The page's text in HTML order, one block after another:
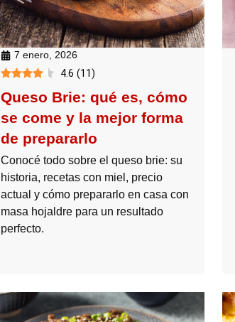
7 enero, 2026
4.6 (11)
Queso Brie: qué es, cómo
se come y la mejor forma
de prepararlo
Conocé todo sobre el queso brie: su
historia, recetas con miel, precio
actual y cómo prepararlo en casa con
masa hojaldre para un resultado
perfecto.